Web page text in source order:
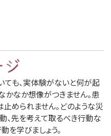
も、実体験がないと何が起
かなか想像がつきません。患
められません。どのような災
、先を考えて取るべき行動な
を学びましょう。